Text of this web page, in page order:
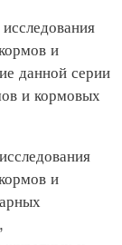
и
данной серии
и кормовых
и